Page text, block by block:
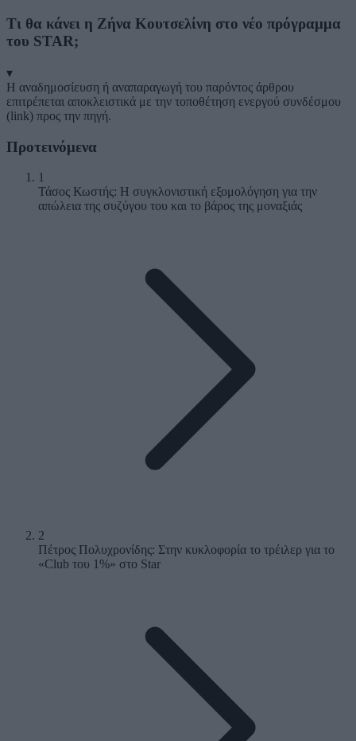
Τι θα κάνει η Ζήνα Κουτσελίνη στο νέο πρόγραμμα
του STAR;
▾
Η αναδημοσίευση ή αναπαραγωγή του παρόντος άρθρου
επιτρέπεται αποκλειστικά με την τοποθέτηση ενεργού συνδέσμου
(link) προς την πηγή.
Προτεινόμενα
1
Τάσος Κωστής: Η συγκλονιστική εξομολόγηση για την
απώλεια της συζύγου του και το βάρος της μοναξιάς
2
Πέτρος Πολυχρονίδης: Στην κυκλοφορία το τρέιλερ για το
«Club του 1%» στο Star